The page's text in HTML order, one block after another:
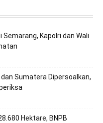
Kapolri dan Wali
Sumatera Dipersoalkan,
Hektare, BNPB